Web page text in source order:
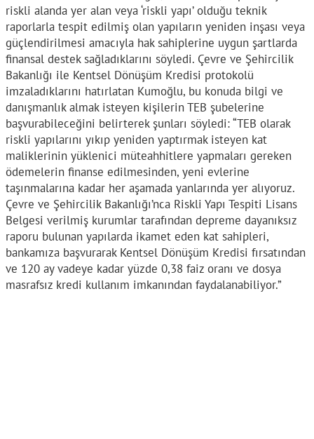
riskli alanda yer alan veya ‘riskli yapı’ olduğu teknik
raporlarla tespit edilmiş olan yapıların yeniden inşası veya
güçlendirilmesi amacıyla hak sahiplerine uygun şartlarda
finansal destek sağladıklarını söyledi. Çevre ve Şehircilik
Bakanlığı ile Kentsel Dönüşüm Kredisi protokolü
imzaladıklarını hatırlatan Kumoğlu, bu konuda bilgi ve
danışmanlık almak isteyen kişilerin TEB şubelerine
başvurabileceğini belirterek şunları söyledi: “TEB olarak
riskli yapılarını yıkıp yeniden yaptırmak isteyen kat
maliklerinin yüklenici müteahhitlere yapmaları gereken
ödemelerin finanse edilmesinden, yeni evlerine
taşınmalarına kadar her aşamada yanlarında yer alıyoruz.
Çevre ve Şehircilik Bakanlığı’nca Riskli Yapı Tespiti Lisans
Belgesi verilmiş kurumlar tarafından depreme dayanıksız
raporu bulunan yapılarda ikamet eden kat sahipleri,
bankamıza başvurarak Kentsel Dönüşüm Kredisi fırsatından
ve 120 ay vadeye kadar yüzde 0,38 faiz oranı ve dosya
masrafsız kredi kullanım imkanından faydalanabiliyor.”